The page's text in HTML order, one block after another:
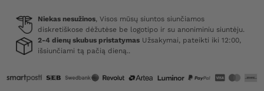
Cotton
Candy
Pastel
Niekas nesužinos, Visos mūsų siuntos siunčiamos
diskretiškose dėžutėse be logotipo ir su anoniminiu siuntėju.
2-4 dienų skubus pristatymas Užsakymai, pateikti iki 12:00,
išsiunčiami tą pačią dieną..